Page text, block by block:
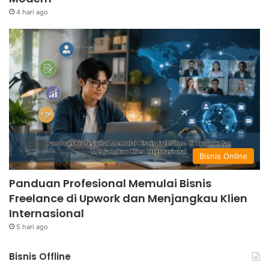
4 hari ago
Bisnis Online
Panduan Profesional Memulai Bisnis
Freelance di Upwork dan Menjangkau Klien
Internasional
5 hari ago
Bisnis Offline